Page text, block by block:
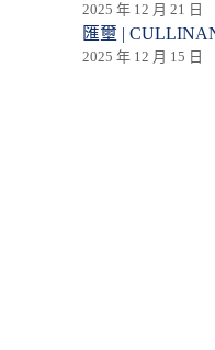
2025 年 12 月 21 日
匯壐 |
2025 年 12 月 15 日